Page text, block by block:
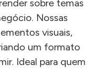
sobre temas
Nossas
visuais,
um formato
Ideal para quem